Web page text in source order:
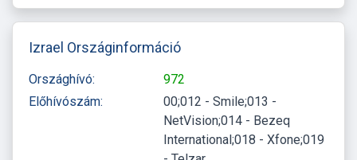
Izrael Országinformáció
Országhívó:
972
Előhívószám:
00;012 - Smile;013 -
NetVision;014 - Bezeq
International;018 - Xfone;019